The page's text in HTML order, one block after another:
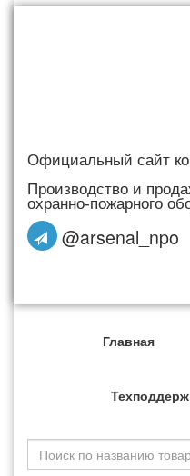
Официальный сайт
Производство и
охранно-пожарного
@arsenal_npo
Главная